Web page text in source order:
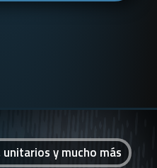
y mucho más